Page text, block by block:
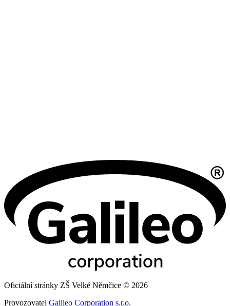
Oficiální stránky ZŠ Velké Němčice © 2026
Provozovatel Galileo Corporation s.r.o.